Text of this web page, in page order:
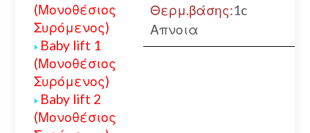
(Μονοθέσιος
Συρόμενος)
Baby lift 1
(Μονοθέσιος
Συρόμενος)
Baby lift 2
(Μονοθέσιος
Θερμ.βάσης:1c
Απνοια